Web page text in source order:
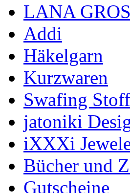
LANA
Addi
Häkelgarn
Kurzwaren
Swafing
jatoniki
iXXXi
Bücher und
Gutscheine